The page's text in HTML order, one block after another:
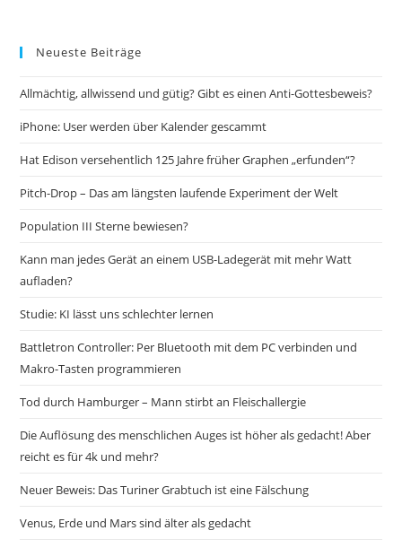
Neueste Beiträge
Allmächtig, allwissend und gütig? Gibt es einen Anti-Gottesbeweis?
iPhone: User werden über Kalender gescammt
Hat Edison versehentlich 125 Jahre früher Graphen „erfunden“?
Pitch-Drop – Das am längsten laufende Experiment der Welt
Population III Sterne bewiesen?
Kann man jedes Gerät an einem USB-Ladegerät mit mehr Watt
aufladen?
Studie: KI lässt uns schlechter lernen
Battletron Controller: Per Bluetooth mit dem PC verbinden und
Makro-Tasten programmieren
Tod durch Hamburger – Mann stirbt an Fleischallergie
Die Auflösung des menschlichen Auges ist höher als gedacht! Aber
reicht es für 4k und mehr?
Neuer Beweis: Das Turiner Grabtuch ist eine Fälschung
Venus, Erde und Mars sind älter als gedacht